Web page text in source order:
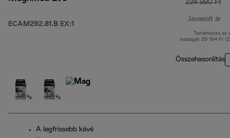
ECAM292.81.B EX:1
224 990 Ft
Javasolt ár
Tartalmazza az
összegét 35 164 Ft
Összehasonlítás
A legfrissebb kávé